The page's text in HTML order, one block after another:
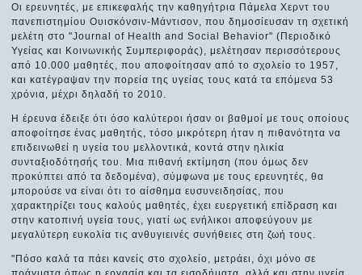
Οι ερευνητές, με επικεφαλής την καθηγήτρια Πάμελα Χερντ του
πανεπιστημίου Ουισκόνσιν-Μάντισον, που δημοσίευσαν τη σχετική
μελέτη στο "Journal of Health and Social Behavior" (Περιοδικό
Υγείας και Κοινωνικής Συμπεριφοράς), μελέτησαν περισσότερους
από 10.000 μαθητές, που αποφοίτησαν από το σχολείο το 1957,
και κατέγραψαν την πορεία της υγείας τους κατά τα επόμενα 53
χρόνια, μέχρι δηλαδή το 2010.
Η έρευνα έδειξε ότι όσο καλύτεροι ήσαν οι βαθμοί με τους οποίους
αποφοίτησε ένας μαθητής, τόσο μικρότερη ήταν η πιθανότητα να
επιδεινωθεί η υγεία του μελλοντικά, κοντά στην ηλικία
συνταξιοδότησής του. Μια πιθανή εκτίμηση (που όμως δεν
προκύπτει από τα δεδομένα), σύμφωνα με τους ερευνητές, θα
μπορούσε να είναι ότι το αίσθημα ευσυνειδησίας, που
χαρακτηρίζει τους καλούς μαθητές, έχει ευεργετική επίδραση και
στην κατοπινή υγεία τους, γιατί ως ενήλικοι αποφεύγουν με
μεγαλύτερη ευκολία τις ανθυγιεινές συνήθειες στη ζωή τους.
"Πόσο καλά τα πάει κανείς στο σχολείο, μετράει, όχι μόνο σε